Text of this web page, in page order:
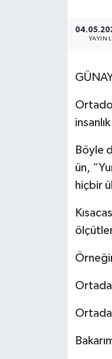
Böyle
ün,
hiçbir
Ortada
İLÇELERİMİZ
RESMİ İLAN